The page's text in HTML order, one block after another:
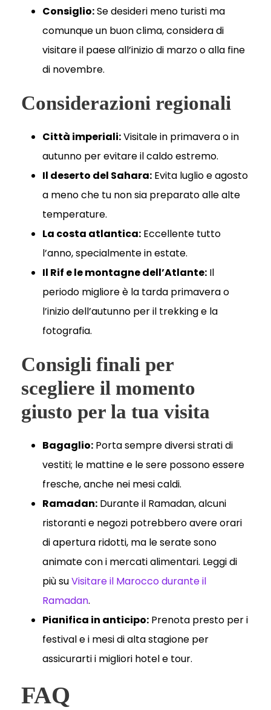
Consiglio:Se desideri meno turisti ma
comunque un buon clima, considera di
visitare il paese all’inizio di marzo o alla fine
di novembre.
Considerazioni regionali
Città imperiali:Visitale in primavera o in
autunno per evitare il caldo estremo.
Il deserto del Sahara: Evita luglio e agosto
a meno che tu non sia preparato alle alte
temperature.
La costa atlantica: Eccellente tutto
l’anno, specialmente in estate.
Il Rif e le montagne dell’Atlante: Il
periodo migliore è la tarda primavera o
l’inizio dell’autunno per il trekking e la
fotografia.
Consigli finali per
scegliere il momento
giusto per la tua visita
Bagaglio: Porta sempre diversi strati di
vestiti; le mattine e le sere possono essere
fresche, anche nei mesi caldi.
Ramadan: Durante il Ramadan, alcuni
ristoranti e negozi potrebbero avere orari
di apertura ridotti, ma le serate sono
animate con i mercati alimentari. Leggi di
più suVisitare il Marocco durante il
Ramadan.
Pianifica in anticipo: Prenota presto per i
festival e i mesi di alta stagione per
assicurarti i migliori hotel e tour.
FAQ